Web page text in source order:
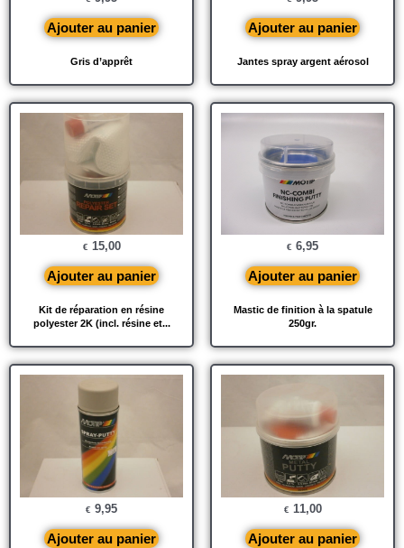
Gris d’apprêt
Ajouter au panier
Jantes spray argent aérosol
Ajouter au panier
Kit de réparation en résine
polyester 2K (incl. résine et...
€ 15,00
Ajouter au panier
Mastic de finition à la spatule
250gr.
€ 6,95
Ajouter au panier
€ 9,95
Ajouter au panier
€ 11,00
Ajouter au panier